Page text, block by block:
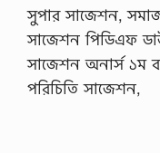
সুপার সাজেশন,
সাজেশন পিডিএফ
সাজেশন অনার্স ১ম
পরিচিতি সাজেশন,